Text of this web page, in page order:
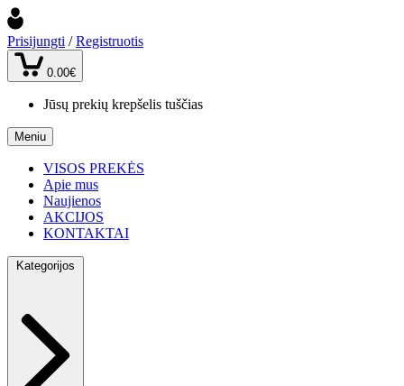
Prisijungti / Registruotis
0.00€
Jūsų prekių krepšelis tuščias
Meniu
VISOS PREKĖS
Apie mus
Naujienos
AKCIJOS
KONTAKTAI
Kategorijos